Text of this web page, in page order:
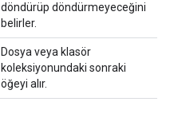
döndürüp döndürmeyeceğini
belirler.
Dosya veya klasör
koleksiyonundaki sonraki
öğeyi alır.